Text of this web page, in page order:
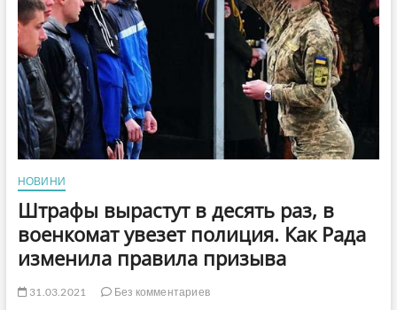
НОВИНИ
Штрафы вырастут в десять раз, в
военкомат увезет полиция. Как Рада
изменила правила призыва
31.03.2021
Без комментариев